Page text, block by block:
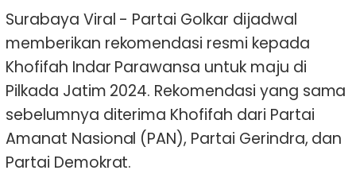
Surabaya Viral - Partai Golkar dijadwal
memberikan rekomendasi resmi kepada
Khofifah Indar Parawansa untuk maju di
Pilkada Jatim 2024. Rekomendasi yang sama
sebelumnya diterima Khofifah dari Partai
Amanat Nasional (PAN), Partai Gerindra, dan
Partai Demokrat.